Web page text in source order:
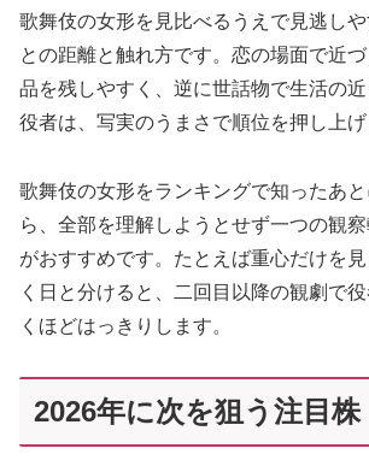
歌舞伎の女形を見比べるうえで見逃し
との距離と触れ方です。恋の場面で近
品を残しやすく、逆に世話物で生活の
役者は、写実のうまさで順位を押し上げ
歌舞伎の女形をランキングで知ったあ
ら、全部を理解しようとせず一つの観
がおすすめです。たとえば重心だけを
く日と分けると、二回目以降の観劇で
くほどはっきりします。
2026年に次を狙う注目株